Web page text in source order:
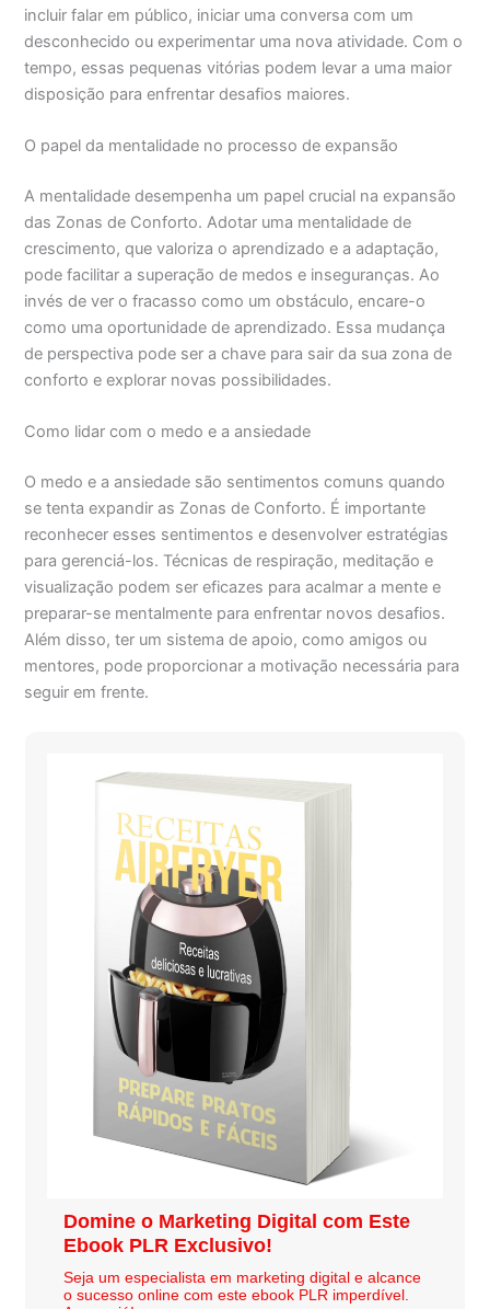
incluir falar em público, iniciar uma conversa com um
desconhecido ou experimentar uma nova atividade. Com o
tempo, essas pequenas vitórias podem levar a uma maior
disposição para enfrentar desafios maiores.
O papel da mentalidade no processo de expansão
A mentalidade desempenha um papel crucial na expansão
das Zonas de Conforto. Adotar uma mentalidade de
crescimento, que valoriza o aprendizado e a adaptação,
pode facilitar a superação de medos e inseguranças. Ao
invés de ver o fracasso como um obstáculo, encare-o
como uma oportunidade de aprendizado. Essa mudança
de perspectiva pode ser a chave para sair da sua zona de
conforto e explorar novas possibilidades.
Como lidar com o medo e a ansiedade
O medo e a ansiedade são sentimentos comuns quando
se tenta expandir as Zonas de Conforto. É importante
reconhecer esses sentimentos e desenvolver estratégias
para gerenciá-los. Técnicas de respiração, meditação e
visualização podem ser eficazes para acalmar a mente e
preparar-se mentalmente para enfrentar novos desafios.
Além disso, ter um sistema de apoio, como amigos ou
mentores, pode proporcionar a motivação necessária para
seguir em frente.
Domine o Marketing Digital com Este
Ebook PLR Exclusivo!
Seja um especialista em marketing digital e alcance
o sucesso online com este ebook PLR imperdível.